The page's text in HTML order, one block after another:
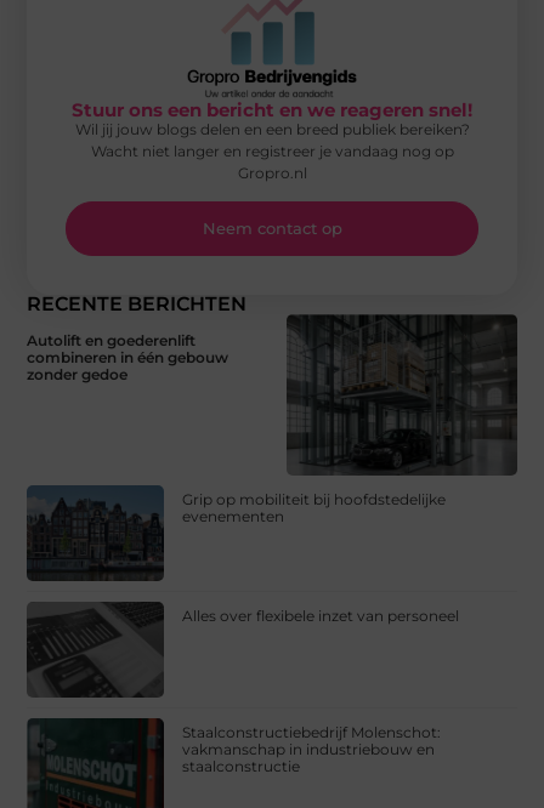
RECENTE BERICHTEN
Autolift en goederenlift
combineren in één gebouw
zonder gedoe
Grip op mobiliteit bij hoofdstedelijke
evenementen
Alles over flexibele inzet van personeel
Staalconstructiebedrijf Molenschot:
vakmanschap in industriebouw en
staalconstructie
Stuur ons een bericht en we reageren snel!
Wil jij jouw blogs delen en een breed publiek bereiken?
Wacht niet langer en registreer je vandaag nog op
Gropro.nl
Neem contact op